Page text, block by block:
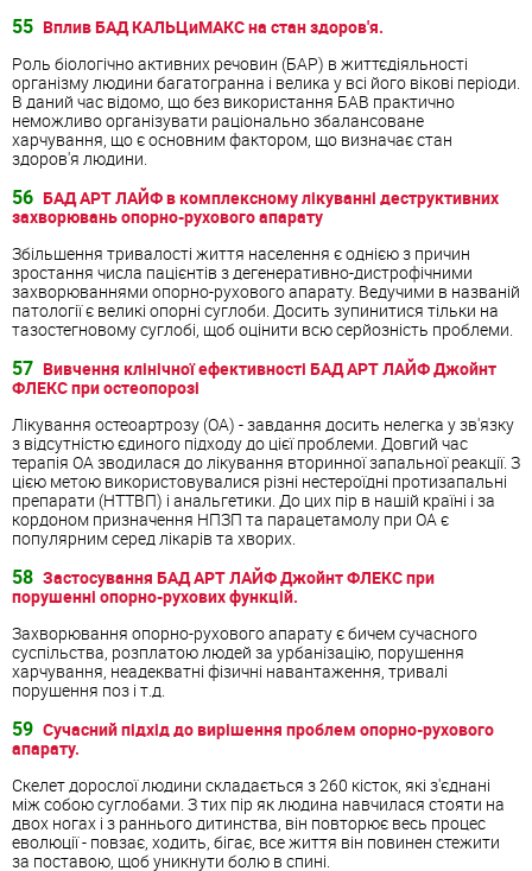
55 Вплив БАД КАЛЬЦиМАКС на стан здоров'я.
Роль біологічно активних речовин (БАР) в життєдіяльності
організму людини багатогранна і велика у всі його вікові періоди.
В даний час відомо, що без використання БАВ практично
неможливо організувати раціонально збалансоване
харчування, що є основним фактором, що визначає стан
здоров'я людини.
56 БАД АРТ ЛАЙФ в комплексному лікуванні деструктивних
захворювань опорно-рухового апарату
Збільшення тривалості життя населення є однією з причин
зростання числа пацієнтів з дегенеративно-дистрофічними
захворюваннями опорно-рухового апарату. Ведучими в названій
патології є великі опорні суглоби. Досить зупинитися тільки на
тазостегновому суглобі, щоб оцінити всю серйозність проблеми.
57 Вивчення клінічної ефективності БАД АРТ ЛАЙФ Джойнт
ФЛЕКС при остеопорозі
Лікування остеоартрозу (ОА) - завдання досить нелегка у зв'язку
з відсутністю єдиного підходу до цієї проблеми. Довгий час
терапія ОА зводилася до лікування вторинної запальної реакції. З
цією метою використовувалися різні нестероїдні протизапальні
препарати (НТТВП) і анальгетики. До цих пір в нашій країні і за
кордоном призначення НПЗП та парацетамолу при ОА є
популярним серед лікарів та хворих.
58 Застосування БАД АРТ ЛАЙФ Джойнт ФЛЕКС при
порушенні опорно-рухових функцій.
Захворювання опорно-рухового апарату є бичем сучасного
суспільства, розплатою людей за урбанізацію, порушення
харчування, неадекватні фізичні навантаження, тривалі
порушення поз і т.д.
59 Сучасний підхід до вирішення проблем опорно-рухового
апарату.
Скелет дорослої людини складається з 260 кісток, які з'єднані
між собою суглобами. З тих пір як людина навчилася стояти на
двох ногах і з раннього дитинства, він повторює весь процес
еволюції - повзає, ходить, бігає, все життя він повинен стежити
за поставою, щоб уникнути болю в спині.